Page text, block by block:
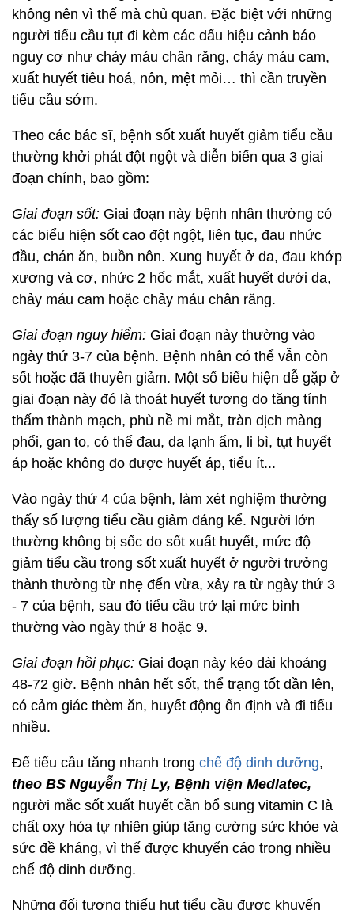
không nên vì thế mà chủ quan. Đặc biệt với những
người tiểu cầu tụt đi kèm các dấu hiệu cảnh báo
nguy cơ như chảy máu chân răng, chảy máu cam,
xuất huyết tiêu hoá, nôn, mệt mỏi… thì cần truyền
tiểu cầu sớm.
Theo các bác sĩ, bệnh sốt xuất huyết giảm tiểu cầu
thường khởi phát đột ngột và diễn biến qua 3 giai
đoạn chính, bao gồm:
Giai đoạn sốt: Giai đoạn này bệnh nhân thường có
các biểu hiện sốt cao đột ngột, liên tục, đau nhức
đầu, chán ăn, buồn nôn. Xung huyết ở da, đau khớp
xương và cơ, nhức 2 hốc mắt, xuất huyết dưới da,
chảy máu cam hoặc chảy máu chân răng.
Giai đoạn nguy hiểm: Giai đoạn này thường vào
ngày thứ 3-7 của bệnh. Bệnh nhân có thể vẫn còn
sốt hoặc đã thuyên giảm. Một số biểu hiện dễ gặp ở
giai đoạn này đó là thoát huyết tương do tăng tính
thấm thành mạch, phù nề mi mắt, tràn dịch màng
phổi, gan to, có thể đau, da lạnh ẩm, li bì, tụt huyết
áp hoặc không đo được huyết áp, tiểu ít...
Vào ngày thứ 4 của bệnh, làm xét nghiệm thường
thấy số lượng tiểu cầu giảm đáng kể. Người lớn
thường không bị sốc do sốt xuất huyết, mức độ
giảm tiểu cầu trong sốt xuất huyết ở người trưởng
thành thường từ nhẹ đến vừa, xảy ra từ ngày thứ 3
- 7 của bệnh, sau đó tiểu cầu trở lại mức bình
thường vào ngày thứ 8 hoặc 9.
Giai đoạn hồi phục: Giai đoạn này kéo dài khoảng
48-72 giờ. Bệnh nhân hết sốt, thể trạng tốt dần lên,
có cảm giác thèm ăn, huyết động ổn định và đi tiểu
nhiều.
Để tiểu cầu tăng nhanh trong chế độ dinh dưỡng,
theo BS Nguyễn Thị Ly, Bệnh viện Medlatec,
người mắc sốt xuất huyết cần bổ sung vitamin C là
chất oxy hóa tự nhiên giúp tăng cường sức khỏe và
sức đề kháng, vì thế được khuyến cáo trong nhiều
chế độ dinh dưỡng.
Những đối tượng thiếu hụt tiểu cầu được khuyến